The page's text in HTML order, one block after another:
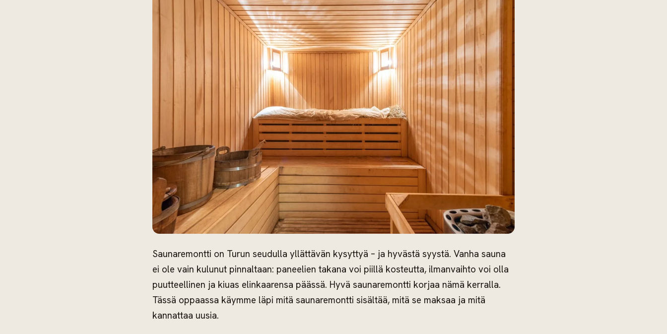
Saunaremontti on Turun seudulla yllättävän kysyttyä – ja hyvästä syystä. Vanha sauna
ei ole vain kulunut pinnaltaan: paneelien takana voi piillä kosteutta, ilmanvaihto voi olla
puutteellinen ja kiuas elinkaarensa päässä. Hyvä saunaremontti korjaa nämä kerralla.
Tässä oppaassa käymme läpi mitä saunaremontti sisältää, mitä se maksaa ja mitä
kannattaa uusia.